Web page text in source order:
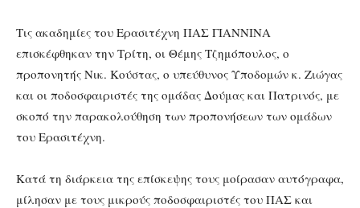
Τις ακαδημίες του Ερασιτέχνη ΠΑΣ ΓΙΑΝΝΙΝΑ
επισκέφθηκαν την Τρίτη, οι Θέμης Τζημόπουλος, ο
προπονητής Νικ. Κούστας, ο υπεύθυνος Υποδομών κ. Ζιώγας
και οι ποδοσφαιριστές της ομάδας Δούμας και Πατρινός, με
σκοπό την παρακολούθηση των προπονήσεων των ομάδων
του Ερασιτέχνη.
Κατά τη διάρκεια της επίσκεψης τους μοίρασαν αυτόγραφα,
μίλησαν με τους μικρούς ποδοσφαιριστές του ΠΑΣ και